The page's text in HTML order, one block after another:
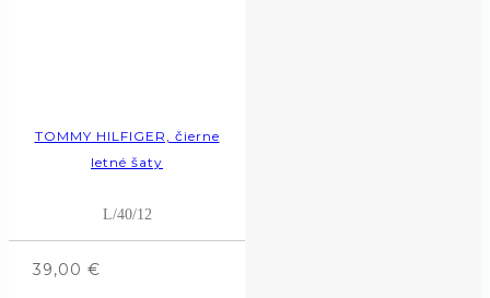
TOMMY HILFIGER, čierne
letné šaty
L/40/12
39,00 €